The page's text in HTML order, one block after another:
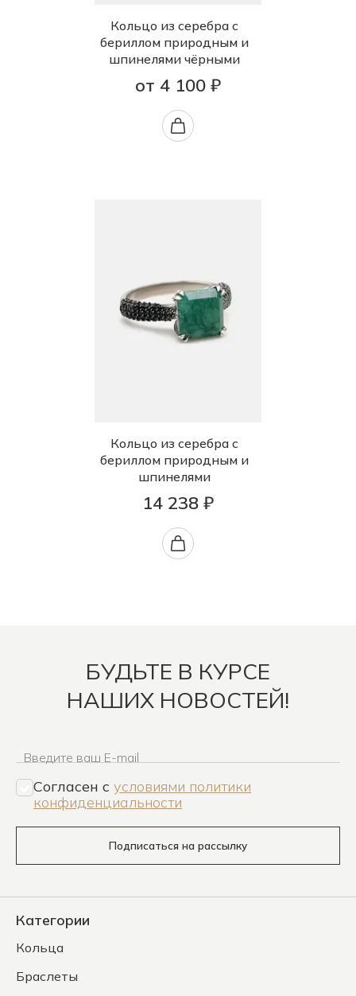
Кольцо из серебра с
бериллом природным и
шпинелями чёрными
от 4 100 ₽
Кольцо из серебра с
бериллом природным и
шпинелями
14 238 ₽
БУДЬТЕ В КУРСЕ
НАШИХ НОВОСТЕЙ!
Введите ваш E-mail
Согласен c условиями политики
конфиденциальности
Подписаться на рассылку
Категории
Кольца
Браслеты